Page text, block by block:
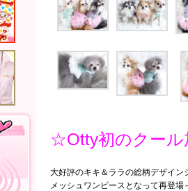
☆Otty初のクール
大好評のキキ＆ララの総柄デザイン
メッシュワンピースとなって再登場